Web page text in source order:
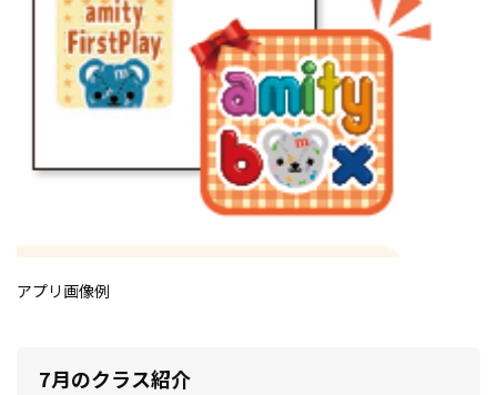
アプリ画像例
7月のクラス紹介